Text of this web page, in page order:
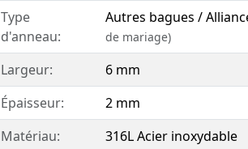
Type
d'anneau:
Autres bagues /
de mariage)
Largeur:
6 mm
Épaisseur:
2 mm
Matériau:
316L Acier inoxydable